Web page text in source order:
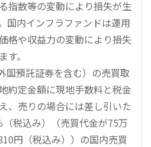
指数等の変動により損失が生
国内インフラファンドは運用
格や収益力の変動により損失
。
国預託証券を含む）の売買取
約定金額に現地手数料と税金
、売りの場合には差し引いた
税込み）（売買代金が75万
円（税込み））の国内売買